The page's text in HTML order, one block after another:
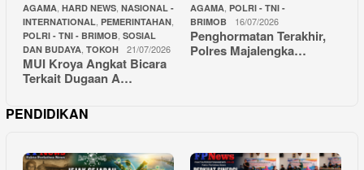
AGAMA HARD NEWS NASIONAL -
INTERNATIONAL PEMERINTAHAN
POLRI - TNI - BRIMOB SOSIAL
DAN BUDAYA TOKOH 21/07/2026
MUI Kroya Angkat Bicara
Terkait Dugaan A…
AGAMA POLRI - TNI -
BRIMOB
16/07/2026
Penghormatan Terakhir,
Polres Majalengka…
PENDIDIKAN